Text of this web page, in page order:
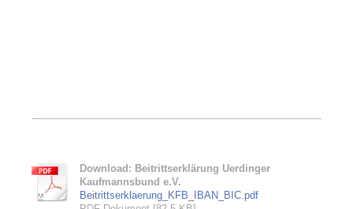
Download: Beitrittserklärung Uerdinger
Kaufmannsbund e.V.
Beitrittserklaerung_KFB_IBAN_BIC.pdf